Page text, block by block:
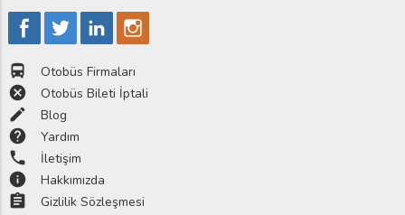
directions_bus Otobüs Firmaları
cancel Otobüs Bileti İptali
edit Blog
help Yardım
phone İletişim
info Hakkımızda
assignment Gizlilik Sözleşmesi